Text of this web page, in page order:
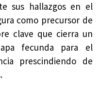
sus hallazgos en el
como precursor de
clave que cierra un
fecunda para el
prescindiendo de